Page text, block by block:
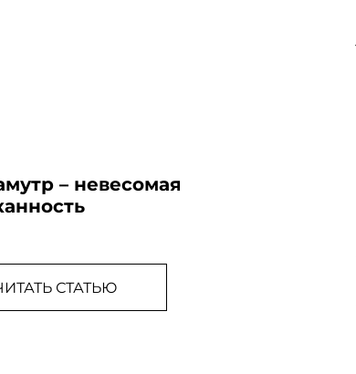
– невесомая
СТАТЬЮ